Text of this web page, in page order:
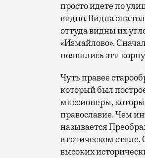
просто идете по
видно. Видна она
оттуда видны их
«Измайлово».
появились эти
Чуть правее
который был
миссионеры,
православие. Чем
называется
в готическом
высоких